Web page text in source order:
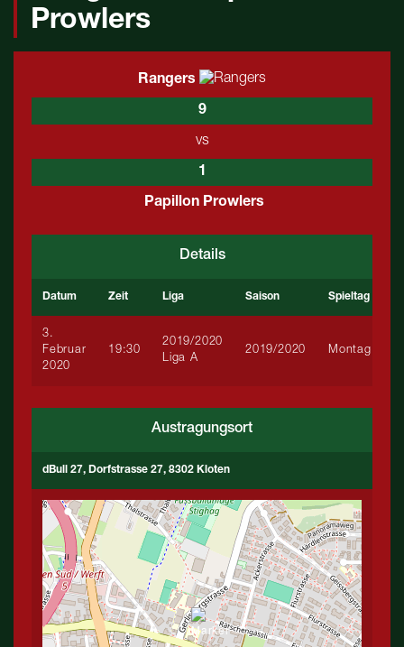
Prowlers
Rangers
9
vs
1
Papillon Prowlers
Details
Datum Zeit Liga Saison Spieltag
3.
Februar
2020
19:30
2019/2020
Liga A
2019/2020 Montag
Austragungsort
dBull 27, Dorfstrasse 27, 8302 Kloten